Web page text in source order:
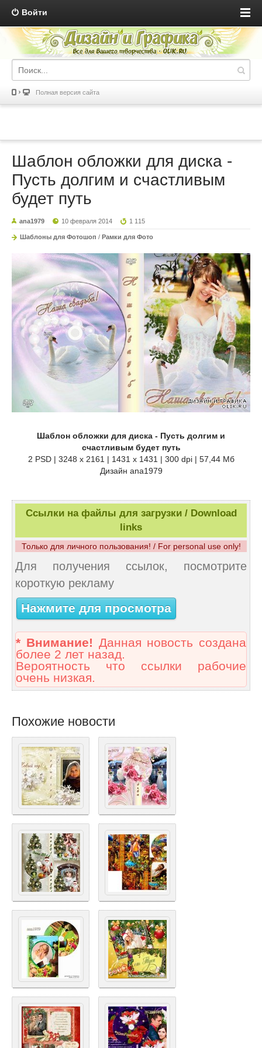
Войти
Полная версия сайта
Шаблон обложки для диска -
Пусть долгим и счастливым
будет путь
ana1979 10 февраля 2014 1 115
Шаблоны для Фотошоп / Рамки для Фото
Шаблон обложки для диска - Пусть долгим и
счастливым будет путь
2 PSD | 3248 x 2161 | 1431 x 1431 | 300 dpi | 57,44 Мб
Дизайн ana1979
Ссылки на файлы для загрузки / Download
links
Только для личного пользования! / For personal use only!
Для получения ссылок, посмотрите
короткую рекламу
Нажмите для просмотра
* Внимание! Данная новость создана
более 2 лет назад.
Вероятность что ссылки рабочие
очень низкая.
Похожие новости